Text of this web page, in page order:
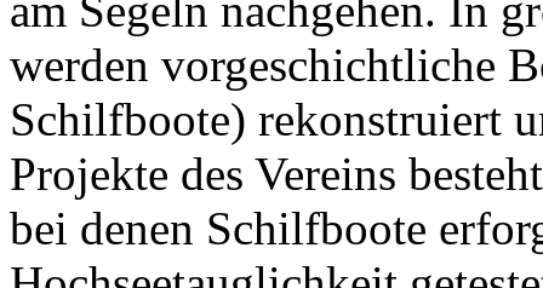
werden vorgeschichtliche
Schilfboote) rekonstruiert
Projekte des Vereins
bei denen Schilfboote